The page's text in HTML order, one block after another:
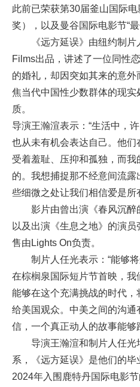
此前已荣获第30届釜山国际电
奖），以及曼谷国际电影节“最
《远方延误》由纽约制
Films出品，讲述了一位同性
的婚礼，却因突如其来的意
焦当代中国性少数群体的现
质。
导演王瀚渲表示：“生活中，
也从未有机会表达自己。他
受着羞耻、压抑和孤独，而我
的。我想捕捉那不经意间流
些细微之处让我们相信爱是所
影片由曾出演《春风沉醉
以及出演《生息之地》的演
售由Lights On负责。
制片人任光表示：“能够
在棕榈泉国际短片节首映，
能够在这个充满挑战的时代
给美国观众。中美之间的沟
信，一个真正动人的故事能够
导演王瀚渲和制片人任
系，《远方延误》是他们的
2024年入围鹿特丹国际电影